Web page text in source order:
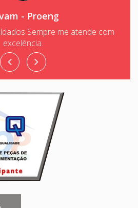
- Proeng
Sempre me atende com
excelência.